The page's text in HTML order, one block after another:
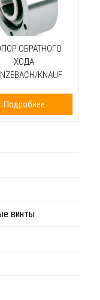
ОБРАТНОГО
ХОДА
KNAUF
Подробнее
винты